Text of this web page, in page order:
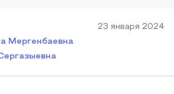
Мергенбаевна
23 января 2024